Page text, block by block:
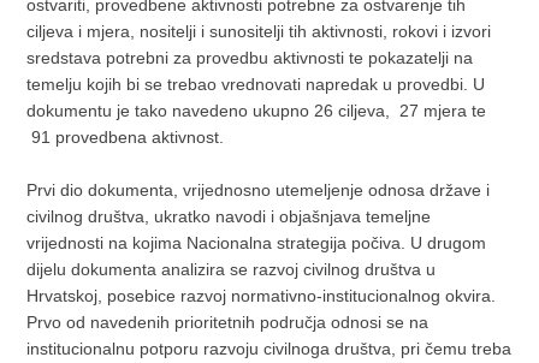
ostvariti, provedbene aktivnosti potrebne za ostvarenje tih
ciljeva i mjera, nositelji i sunositelji tih aktivnosti, rokovi i izvori
sredstava potrebni za provedbu aktivnosti te pokazatelji na
temelju kojih bi se trebao vrednovati napredak u provedbi. U
dokumentu je tako navedeno ukupno 26 ciljeva, 27 mjera te
91 provedbena aktivnost.
Prvi dio dokumenta, vrijednosno utemeljenje odnosa države i
civilnog društva, ukratko navodi i objašnjava temeljne
vrijednosti na kojima Nacionalna strategija počiva. U drugom
dijelu dokumenta analizira se razvoj civilnog društva u
Hrvatskoj, posebice razvoj normativno-institucionalnog okvira.
Prvo od navedenih prioritetnih područja odnosi se na
institucionalnu potporu razvoju civilnoga društva, pri čemu treba